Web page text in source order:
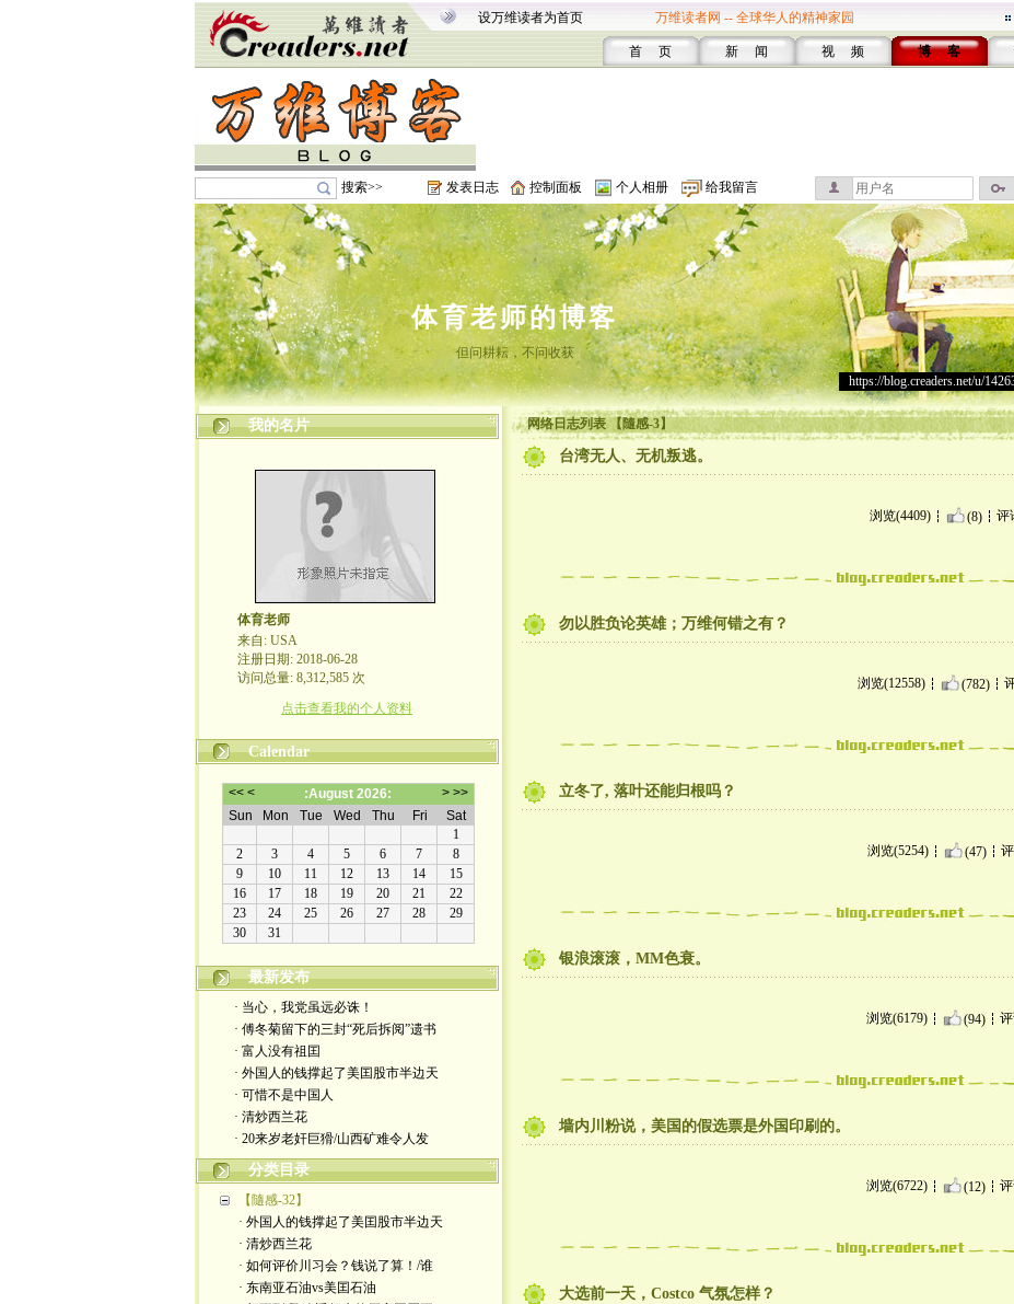
设万维读者为首页 万维读者网 -- 全球华人的精神家园
首 页 新 闻 视 频 博 客
搜索>> 发表日志 控制面板 个人相册 给我留言
体育老师的博客
但问耕耘，不问收获
https://blog.creaders.net/u/
我的名片
体育老师
来自: USA
注册日期: 2018-06-28
访问总量: 8,312,585 次
点击查看我的个人资料
Calendar
最新发布
· 当心，我党虽远必诛！
· 傅冬菊留下的三封“死后拆阅”遗书
· 富人没有祖囯
· 外国人的钱撑起了美囯股市半边天
· 可惜不是中国人
· 清炒西兰花
· 20来岁老奸巨猾/山西矿难令人发
分类目录
【隨感-32】
· 外国人的钱撑起了美囯股市半边天
· 清炒西兰花
· 如何评价川习会？钱说了算！/谁
· 东南亚石油vs美囯石油
网络日志列表 【隨感-3】
台湾无人、无机叛逃。
浏览(4409) (8) 评
勿以胜负论英雄；万维何错之有？
浏览(12558) (782)
立冬了, 落叶还能归根吗？
浏览(5254) (47)
银浪滚滚，MM色衰。
浏览(6179) (94)
墙内川粉说，美国的假选票是外国印刷的。
浏览(6722) (12)
大选前一天，Costco 气氛怎样？